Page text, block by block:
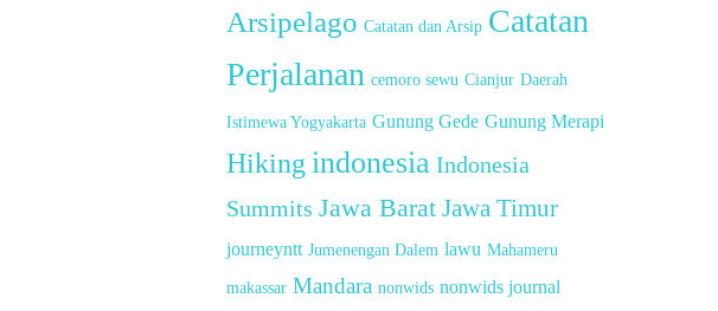
Arsipelago Catatan dan Arsip Catatan
Perjalanan cemoro sewu Cianjur Daerah
Istimewa Yogyakarta Gunung Gede Gunung Merapi
Hiking indonesia Indonesia
Summits Jawa Barat Jawa Timur
journeyntt Jumenengan Dalem lawu Mahameru
makassar Mandara nonwids nonwids journal